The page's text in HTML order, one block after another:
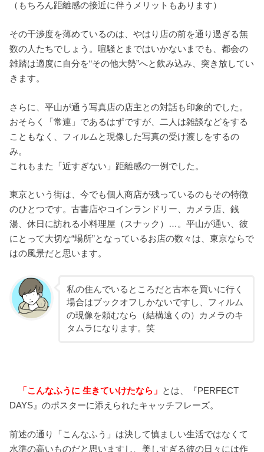
（もちろん距離感の接近に伴うメリットもあります）
その干渉度を薄めているのは、やはり店の前を通り過ぎる無
数の人たちでしょう。喧騒とまではいかないまでも、都会の
雑踏は適度に自分を“その他大勢”へと飲み込み、突き放してい
きます。
さらに、平山が通う写真店の店主との対話も印象的でした。
おそらく「常連」であるはずですが、二人は雑談などをする
こともなく、フィルムと現像した写真の受け渡しをするの
み。
これもまた「近すぎない」距離感の一例でした。
東京という街は、今でも個人商店が残っているのもその特徴
のひとつです。古書店やコインランドリー、カメラ店、銭
湯、休日に訪れる小料理屋（スナック）…。平山が通い、彼
にとって大切な“場所”となっているお店の数々は、東京ならで
はの風景だと思います。
私の住んでいるところだと古本を買いに行く
場合はブックオフしかないですし、フィルム
の現像を頼むなら（結構遠くの）カメラのキ
タムラになります。笑
「こんなふうに 生きていけたなら」 とは、『PERFECT
DAYS』のポスターに添えられたキャッチフレーズ。
前述の通り「こんなふう」は決して慎ましい生活ではなくて
水準の高いものだと思いますし、美しすぎる彼の日々には作